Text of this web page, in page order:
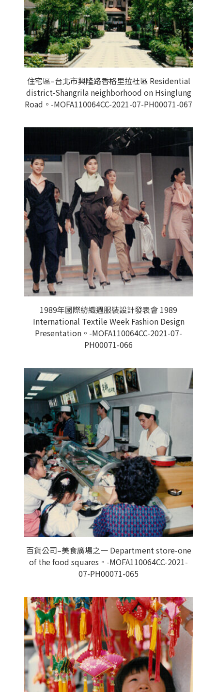
住宅區–台北市興隆路香格里拉社區 Residential
district-Shangrila neighborhood on Hsinglung
Road。-MOFA110064CC-2021-07-PH00071-067
1989年國際紡織週服裝設計發表會 1989
International Textile Week Fashion Design
Presentation。-MOFA110064CC-2021-07-
PH00071-066
百貨公司–美食廣場之一 Department store-one
of the food squares。-MOFA110064CC-2021-
07-PH00071-065